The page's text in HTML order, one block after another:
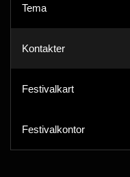
Tema
Kontakter
Festivalkart
Festivalkontor